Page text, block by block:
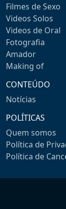
Filmes de Sexo
Videos Solos
Videos de Oral
Fotografia
Amador
Making of
CONTEÚDO
Notícias
POLÍTICAS
Quem somos
Política de
Política de